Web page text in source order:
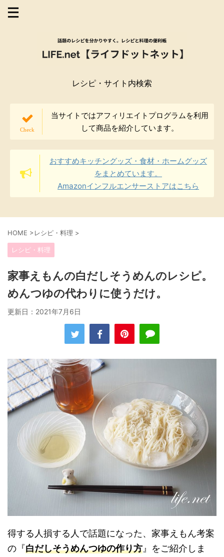
レシピ・サイト内検索
当サイトではアフィリエイトプログラムを利用
して商品を紹介しています。
おすすめキッチングッズ・食材・ホームグッズ
をまとめています。
Amazonインフルエンサーストアはこちら
HOME >レシピ・料理 >
レシピ・料理
家事えもんの白だしそうめんのレシピ。
めんつゆの代わりに使うだけ。
更新日： 2021年7月6日
得する人損する人で話題になった、家事えもん考案
の『白だしそうめんつゆの作り方 』をご紹介しま